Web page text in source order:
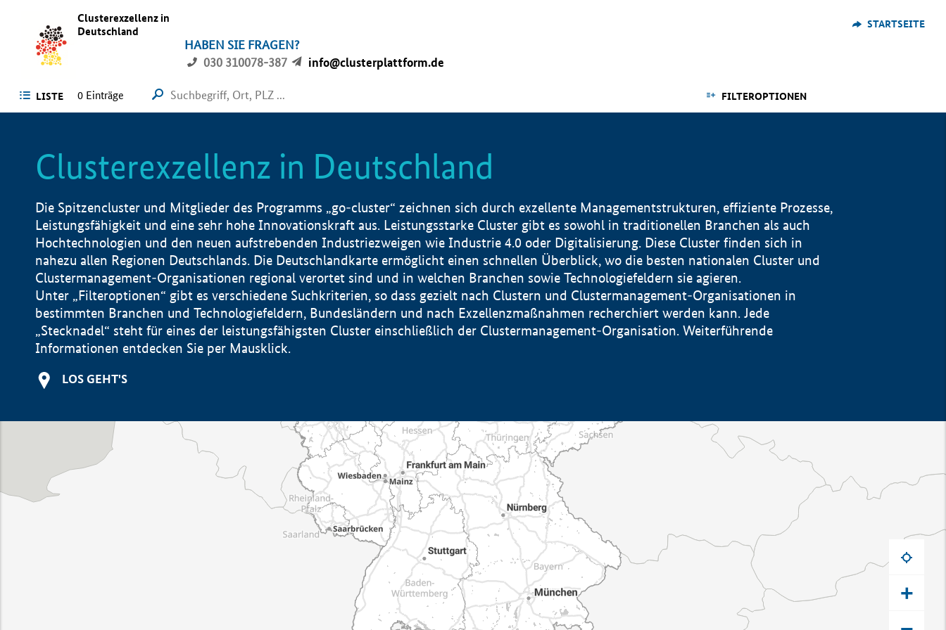
Clusterexzellenz in
Deutschland
HABEN SIE FRAGEN?
030 310078-387
info@clusterplattform.de
STARTSEITE
LISTE FILTEROPTIONEN
0 Einträge
Clusterexzellenz in Deutschland
Die Spitzencluster und Mitglieder des Programms „go-cluster“ zeichnen sich durch exzellente Managementstrukturen, effiziente Prozesse,
Leistungsfähigkeit und eine sehr hohe Innovationskraft aus. Leistungsstarke Cluster gibt es sowohl in traditionellen Branchen als auch
Hochtechnologien und den neuen aufstrebenden Industriezweigen wie Industrie 4.0 oder Digitalisierung. Diese Cluster finden sich in
nahezu allen Regionen Deutschlands. Die Deutschlandkarte ermöglicht einen schnellen Überblick, wo die besten nationalen Cluster und
Clustermanagement-Organisationen regional verortet sind und in welchen Branchen sowie Technologiefeldern sie agieren.
Unter „Filteroptionen“ gibt es verschiedene Suchkriterien, so dass gezielt nach Clustern und Clustermanagement-Organisationen in
bestimmten Branchen und Technologiefeldern, Bundesländern und nach Exzellenzmaßnahmen recherchiert werden kann. Jede
„Stecknadel“ steht für eines der leistungsfähigsten Cluster einschließlich der Clustermanagement-Organisation. Weiterführende
Informationen entdecken Sie per Mausklick.
LOS GEHT'S
+